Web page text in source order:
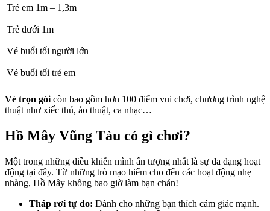
Trẻ em 1m – 1,3m
Trẻ dưới 1m
Vé buổi tối người lớn
Vé buổi tối trẻ em
Vé trọn gói còn bao gồm hơn 100 điểm vui chơi, chương trình nghệ
thuật như xiếc thú, ảo thuật, ca nhạc…
Hồ Mây Vũng Tàu có gì chơi?
Một trong những điều khiến mình ấn tượng nhất là sự đa dạng hoạt
động tại đây. Từ những trò mạo hiểm cho đến các hoạt động nhẹ
nhàng, Hồ Mây không bao giờ làm bạn chán!
Tháp rơi tự do: Dành cho những bạn thích cảm giác mạnh.